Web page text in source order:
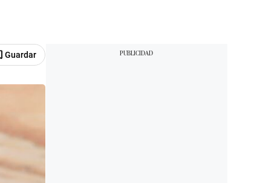
Guardar